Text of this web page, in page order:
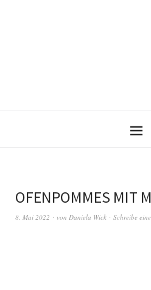
OFENPOMMES MIT
8. Mai 2022 von Daniela Wick Schreibe